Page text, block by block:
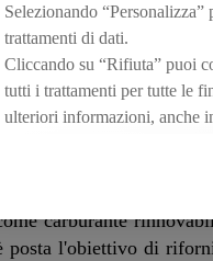
al piano terra del
punta sul biogas e,
Loeb verrà rifornita
carburante
posta l'obiettivo di
Selezionando
trattamenti di dati.
Cliccando su “Rifiuta” puoi
tutti i trattamenti per tutte le
ulteriori informazioni, anche